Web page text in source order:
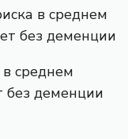
среднем
без деменции